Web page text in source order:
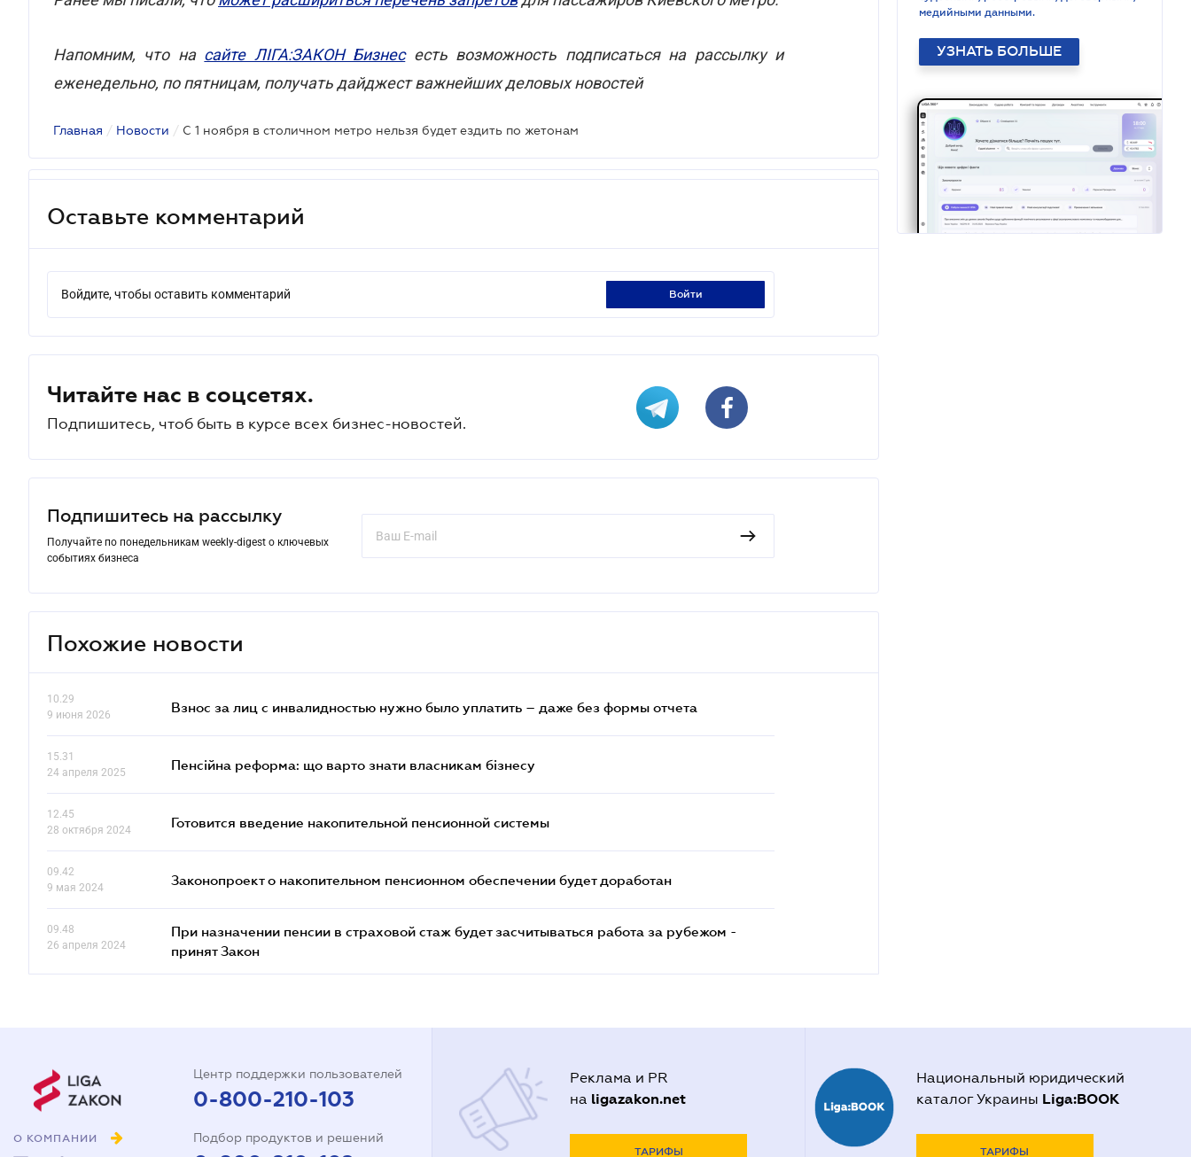
Напомним, что на сайте ЛІГА:ЗАКОН Бизнесесть возможность подписаться на рассылку и
еженедельно, по пятницам, получать дайджестважнейших деловых новостей
Главная / Новости / С 1 ноября в столичном метро нельзя будет ездить по жетонам
Оставьте комментарий
Войдите, чтобы оставить комментарий войти
Читайте нас в соцсетях.
Подпишитесь, чтоб быть в курсе всех бизнес-новостей.
Подпишитесь на рассылку
Получайте по понедельникам weekly-digest о ключевых
событиях бизнеса
Похожие новости
10.29
9 июня 2026
Взнос за лиц с инвалидностью нужно было уплатить – даже без формы отчета
15.31
24 апреля 2025
Пенсійна реформа: що варто знати власникам бізнесу
12.45
28 октября 2024
Готовится введение накопительной пенсионной системы
09.42
9 мая 2024
Законопроект о накопительном пенсионном обеспечении будет доработан
09.48
26 апреля 2024
При назначении пенсии в страховой стаж будет засчитываться работа за рубежом -
принят Закон
медийными данными.
УЗНАТЬ БОЛЬШЕ
О КОМПАНИИ
Центр поддержки пользователей
0-800-210-103
Подбор продуктов и решений
Реклама и PR
на ligazakon.net
ТАРИФЫ
Национальный юридический
каталог Украины Liga:BOOK
ТАРИФЫ